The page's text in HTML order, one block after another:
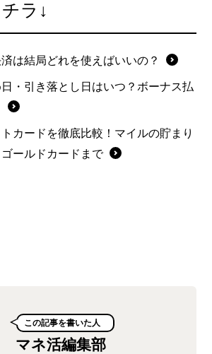
か…
ラ↓
は結局どれを使えばいいの？
・引き落とし日はいつ？ボーナス払
カードを徹底比較！マイルの貯まり
ールドカードまで
この記事を書いた人
マネ活編集部